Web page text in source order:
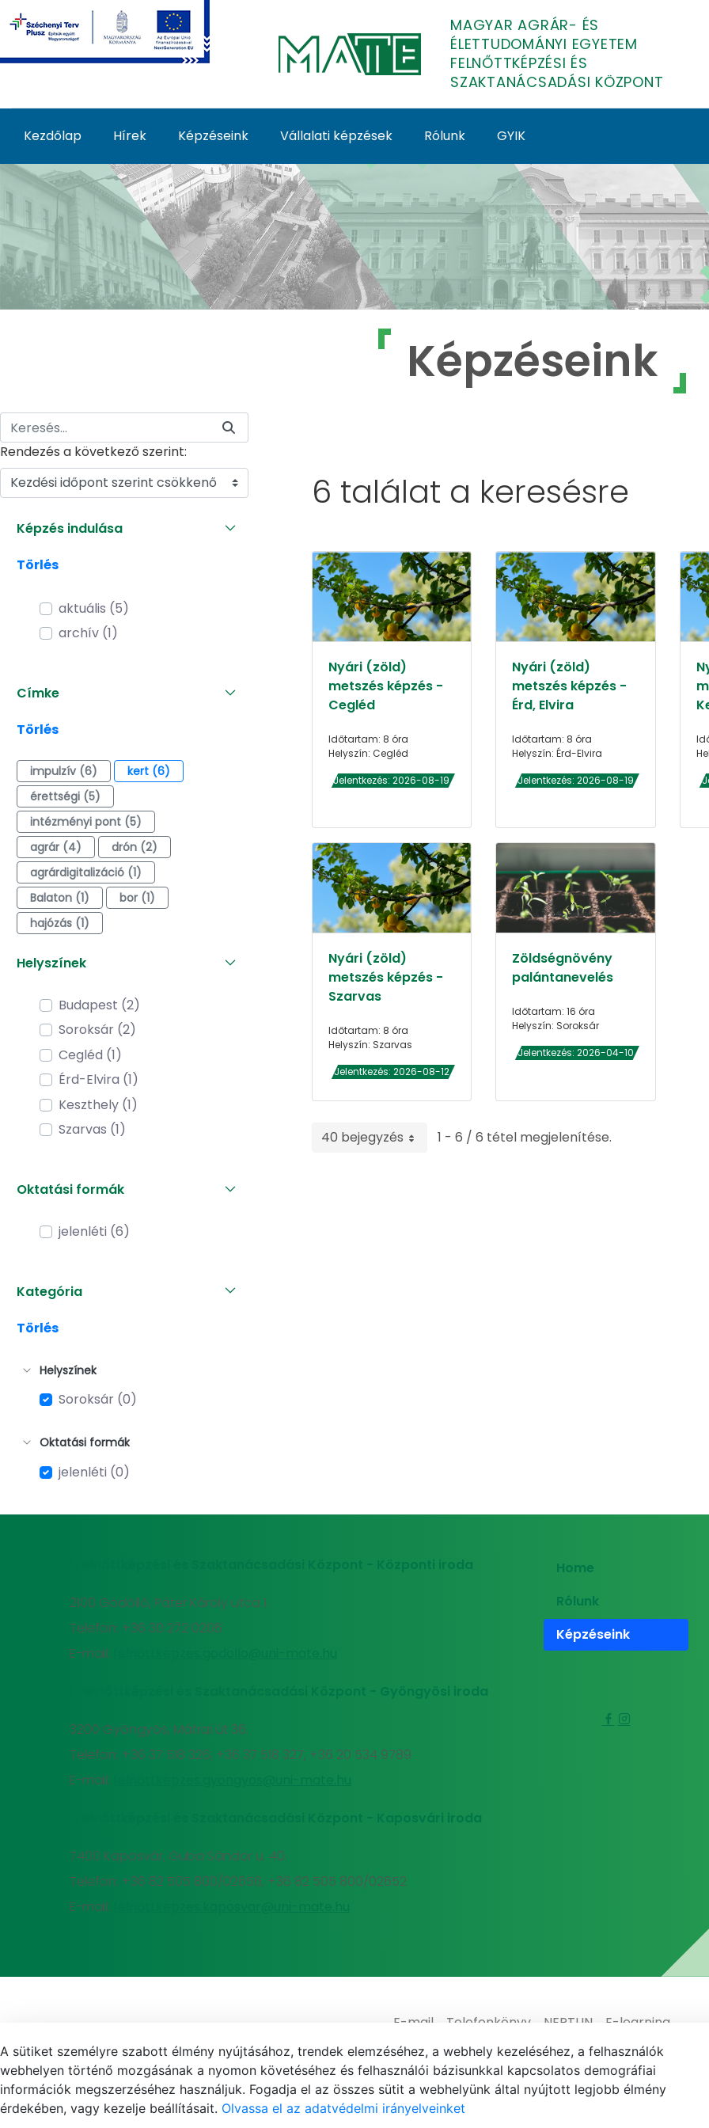
Ugrás a fő tartalomhoz
MAGYAR AGRÁR- ÉS
ÉLETTUDOMÁNYI EGYETEM
FELNŐTTKÉPZÉSI ÉS
SZAKTANÁCSADÁSI KÖZPONT
Kezdőlap Hírek Képzéseink Vállalati képzések Rólunk GYIK
Képzéseink - MATE Felnőttképzés
Képzéseink
Rendezés a következő szerint:
Kezdési időpont szerint csökkenő
Képzés indulása
Törlés
aktuális (5)
archív (1)
Címke
Törlés
impulzív (6)
kert (6)
érettségi (5)
intézményi pont (5)
agrár (4)
drón (2)
agrárdigitalizáció (1)
Balaton (1)
bor (1)
hajózás (1)
Helyszínek
Budapest (2)
Soroksár (2)
Cegléd (1)
Érd-Elvira (1)
Keszthely (1)
Szarvas (1)
Oktatási formák
jelenléti (6)
Kategória
Törlés
Helyszínek
Soroksár (0)
Oktatási formák
jelenléti (0)
6 találat a keresésre
Nyári (zöld)
metszés képzés -
Cegléd
Időtartam: 8 óra
Helyszín: Cegléd
Jelentkezés: 2026-08-19
Nyári (zöld)
metszés képzés -
Érd, Elvira
Időtartam: 8 óra
Helyszín: Érd-Elvira
Jelentkezés: 2026-08-19
Nyári (zöld)
metszés képzés -
Szarvas
Időtartam: 8 óra
Helyszín: Szarvas
Jelentkezés: 2026-08-12
Zöldségnövény
palántanevelés
Időtartam: 16 óra
Helyszín: Soroksár
Jelentkezés: 2026-04-10
40 bejegyzés 1 - 6 / 6 tétel megjelenítése.
2100 Gödöllő, Páter Károly utca 1.
Telefon: +36 30 272 0206
E-mail:
MATE Felnőttképzési és Szaktanácsadási Központ - Gyöngyösi iroda
3200 Gyöngyös, Mátrai út 36.
Telefon: +36 37 518 326, +36 37 518 327, +36 20 534 9789
E-mail:
7400 Kaposvár, Guba Sándor u. 40.
Telefon: +36 82 505 800/02656, +36 82 505 800/02652
E-mail:
Home
Rólunk
Képzéseink
E-mail Telefonkönyv NEPTUN E-learning
A sütiket személyre szabott élmény nyújtásához, trendek elemzéséhez, a webhely kezeléséhez, a felhasználók
webhelyen történő mozgásának a nyomon követéséhez és felhasználói bázisunkkal kapcsolatos demográfiai
információk megszerzéséhez használjuk. Fogadja el az összes sütit a webhelyünk által nyújtott legjobb élmény
érdekében, vagy kezelje beállításait. Olvassa el az adatvédelmi irányelveinket